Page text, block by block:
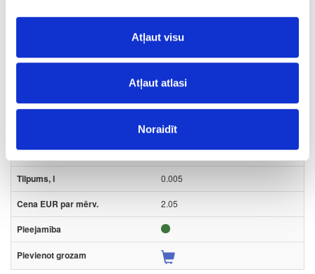
Atļaut visu
Atļaut atlasi
Noraidīt
Cietā vaska eļļa OSMO TopOil, balta
Gab.
balta
testeris
0.005
2.05